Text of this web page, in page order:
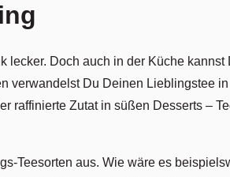
lecker. Doch auch in der Küche kannst
verwandelst Du Deinen Lieblingstee in
raffinierte Zutat in süßen Desserts –
Teesorten aus. Wie wäre es